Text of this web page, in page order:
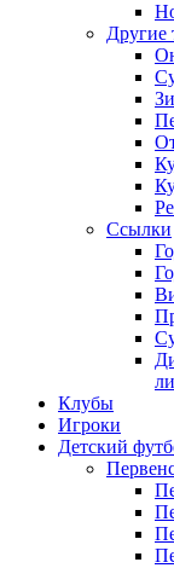
Другие
Ссылки
Клубы
Игроки
Детский